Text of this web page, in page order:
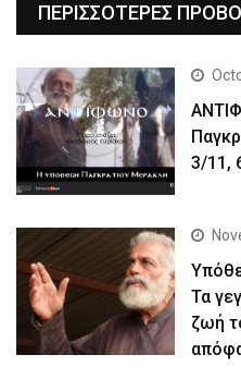
ΠΕΡΙΣΣΟΤΕΡΕΣ
3/11,
Τα
ζωή